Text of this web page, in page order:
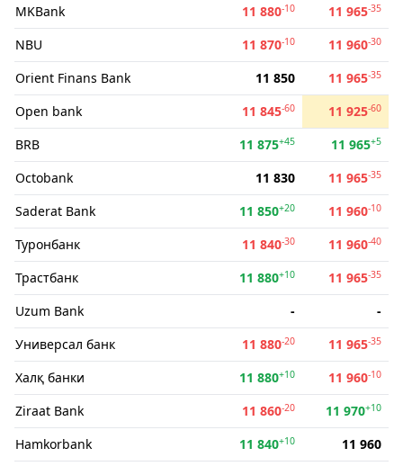
MKBank 11 880-10 11 965-35
NBU 11 870-10 11 960-30
Orient Finans Bank 11 850 11 965-35
Open bank 11 845-60 11 925-60
BRB 11 875+45 11 965+5
Octobank 11 830 11 965-35
Saderat Bank 11 850+20 11 960-10
Туронбанк 11 840-30 11 960-40
Трастбанк 11 880+10 11 965-35
Uzum Bank -
-
Универсал банк
11 880-20 11 965-35
Халқ банки 11 880+10 11 960-10
Ziraat Bank 11 860-20 11 970+10
Hamkorbank 11 840+10
11 960